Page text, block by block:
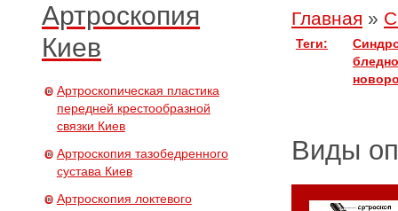
Артроскопия
Киев
Артроскопическая пластика
передней крестообразной
связки Киев
Артроскопия тазобедренного
сустава Киев
Артроскопия локтевого
Главная »
Теги:
Виды